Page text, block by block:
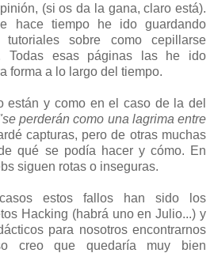
(si os da la gana, claro está).
hace tiempo he ido guardando
sobre como cepillarse
Todas esas páginas las he ido
forma a lo largo del tiempo.
están y como en el caso de la del
perderán como una lagrima entre
capturas, pero de otras muchas
qué se podía hacer y cómo. En
siguen rotas o inseguras.
estos fallos han sido los
Hacking (habrá uno en Julio...) y
para nosotros encontrarnos
creo que quedaría muy bien